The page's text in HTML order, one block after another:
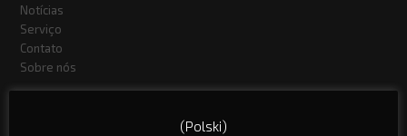
Notícias
Serviço
Contato
Sobre nós
Drewmax Sociedade de responsabilidade limitada
(Polski)